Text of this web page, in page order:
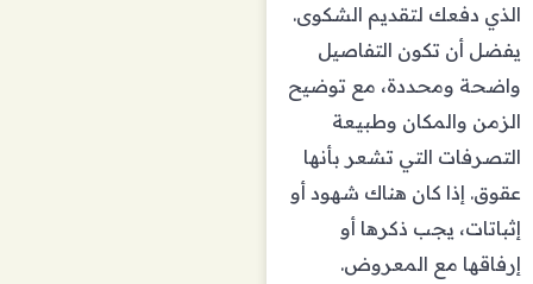
الذي دفعك لتقديم الشكوى.
يفضل أن تكون التفاصيل
واضحة ومحددة، مع توضيح
الزمن والمكان وطبيعة
التصرفات التي تشعر بأنها
عقوق. إذا كان هناك شهود أو
إثباتات، يجب ذكرها أو
إرفاقها مع المعروض.